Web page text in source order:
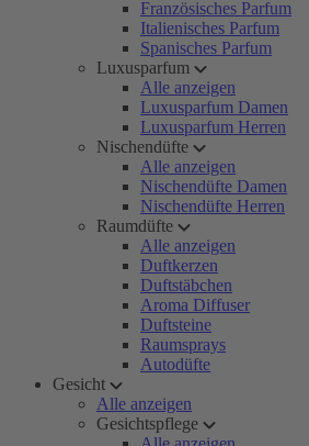
Französisches Parfum
Italienisches Parfum
Spanisches Parfum
Luxusparfum
Alle anzeigen
Luxusparfum Damen
Luxusparfum Herren
Nischendüfte
Alle anzeigen
Nischendüfte Damen
Nischendüfte Herren
Raumdüfte
Alle anzeigen
Duftkerzen
Duftstäbchen
Aroma Diffuser
Duftsteine
Raumsprays
Autodüfte
Gesicht
Alle anzeigen
Gesichtspflege